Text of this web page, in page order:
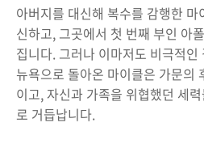
아버지를 대신해 복수를 감행한
신하고, 그곳에서 첫 번째 부인 아
집니다. 그러나 이마저도 비극적
뉴욕으로 돌아온 마이클은 가문의
이고, 자신과 가족을 위협했던 세
로 거듭납니다.